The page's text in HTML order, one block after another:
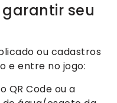
seu
ou cadastros
e entre no jogo:
QR Code ou a